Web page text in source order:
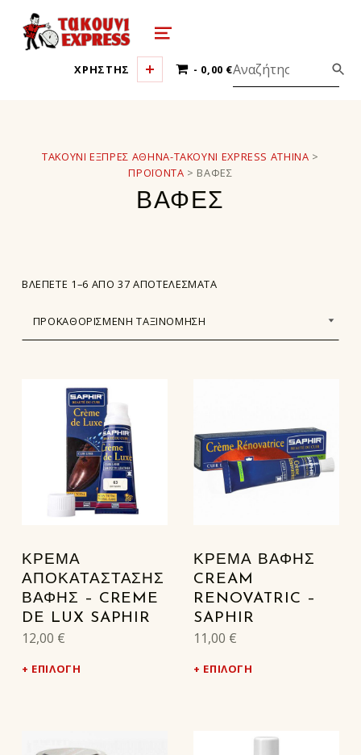
τακούνι εξπρές αθήνα-takoyni
MENU
ΧΡΗΣΤΗΣ
0 ΠΡΟΪΌΝΤΑ
0,00 €
ΒΑΦΕΣ
ΤΑΚΟΎΝΙ ΕΞΠΡΈΣ ΑΘΉΝΑ-TAKOYNI EXPRESS ATHINA >
ΠΡΟΪΌΝΤΑ > ΒΑΦΕΣ
ΒΛΈΠΕΤΕ 1–6 ΑΠΌ 37 ΑΠΟΤΕΛΈΣΜΑΤΑ
ΚΡΕΜΑ
ΑΠΟΚΑΤΑΣΤΑΣΗΣ
ΒΑΦΗΣ – CREME
DE LUX SAPHIR
12,00 €
ΕΠΙΛΟΓΉ
ΚΡΕΜΑ ΒΑΦΗΣ
CREAM
RENOVATRIC –
SAPHIR
11,00 €
ΕΠΙΛΟΓΉ